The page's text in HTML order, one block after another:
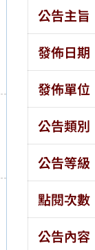
公告主旨
發佈日期
發佈單位
公告類別
公告等級
點閱次數
公告內容